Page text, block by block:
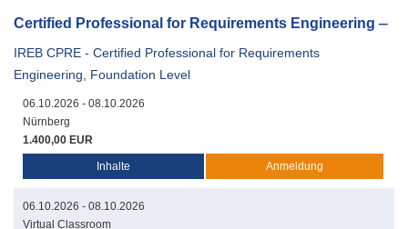
Certified Professional for Requirements Engineering
IREB CPRE - Certified Professional for Requirements
Engineering, Foundation Level
06.10.2026 - 08.10.2026
Nürnberg
1.400,00 EUR
Inhalte Anmeldung
06.10.2026 - 08.10.2026
Virtual Classroom